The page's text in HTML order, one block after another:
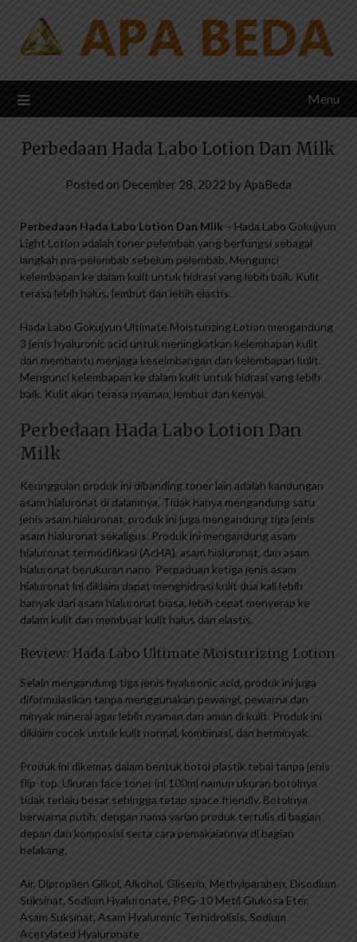
content
Menu
Perbedaan Hada Labo Lotion Dan Milk
Posted on December 28, 2022 byApaBeda
Perbedaan Hada Labo Lotion Dan Milk – Hada Labo Gokujyun
Light Lotion adalah toner pelembab yang berfungsi sebagai
langkah pra-pelembab sebelum pelembab. Mengunci
kelembapan ke dalam kulit untuk hidrasi yang lebih baik. Kulit
terasa lebih halus, lembut dan lebih elastis.
Hada Labo Gokujyun Ultimate Moisturizing Lotion mengandung
3 jenis hyaluronic acid untuk meningkatkan kelembapan kulit
dan membantu menjaga keseimbangan dan kelembapan kulit.
Mengunci kelembapan ke dalam kulit untuk hidrasi yang lebih
baik. Kulit akan terasa nyaman, lembut dan kenyal.
Perbedaan Hada Labo Lotion Dan
Milk
Keunggulan produk ini dibanding toner lain adalah kandungan
asam hialuronat di dalamnya. Tidak hanya mengandung satu
jenis asam hialuronat, produk ini juga mengandung tiga jenis
asam hialuronat sekaligus. Produk ini mengandung asam
hialuronat termodifikasi (AcHA), asam hialuronat, dan asam
hialuronat berukuran nano. Perpaduan ketiga jenis asam
hialuronat ini diklaim dapat menghidrasi kulit dua kali lebih
banyak dari asam hialuronat biasa, lebih cepat menyerap ke
dalam kulit dan membuat kulit halus dan elastis.
Review: Hada Labo Ultimate Moisturizing Lotion
Selain mengandung tiga jenis hyaluronic acid, produk ini juga
diformulasikan tanpa menggunakan pewangi, pewarna dan
minyak mineral agar lebih nyaman dan aman di kulit. Produk ini
diklaim cocok untuk kulit normal, kombinasi, dan berminyak.
Produk ini dikemas dalam bentuk botol plastik tebal tanpa jenis
flip-top. Ukuran face toner ini 100ml namun ukuran botolnya
tidak terlalu besar sehingga tetap space friendly. Botolnya
berwarna putih, dengan nama varian produk tertulis di bagian
depan dan komposisi serta cara pemakaiannya di bagian
belakang.
Air, Dipropilen Glikol, Alkohol, Gliserin, Methylparaben, Disodium
Suksinat, Sodium Hyaluronate, PPG-10 Metil Glukosa Eter,
Asam Suksinat, Asam Hyaluronic Terhidrolisis, Sodium
Acetylated Hyaluronate